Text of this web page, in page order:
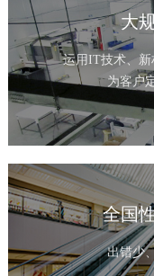
大
运用IT技术、
为客户
全国
出错少